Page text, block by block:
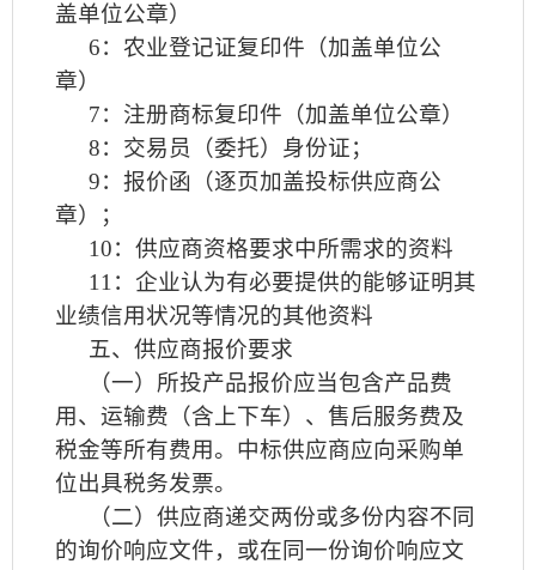
盖单位公章）
6：农业登记证复印件（加盖单位公
章）
7：注册商标复印件（加盖单位公章）
8：交易员（委托）身份证；
9：报价函（逐页加盖投标供应商公
章）；
10：供应商资格要求中所需求的资料
11 ：企业认为有必要提供的能够证明其
业绩信用状况等情况的其他资料
五、供应商报价要求
（一）所投产品报价应当包含产品费
用、运输费（含上下车）、售后服务费及
税金等所有费用。中标供应商应向采购单
位出具税务发票。
（二）供应商递交两份或多份内容不同
的询价响应文件，或在同一份询价响应文